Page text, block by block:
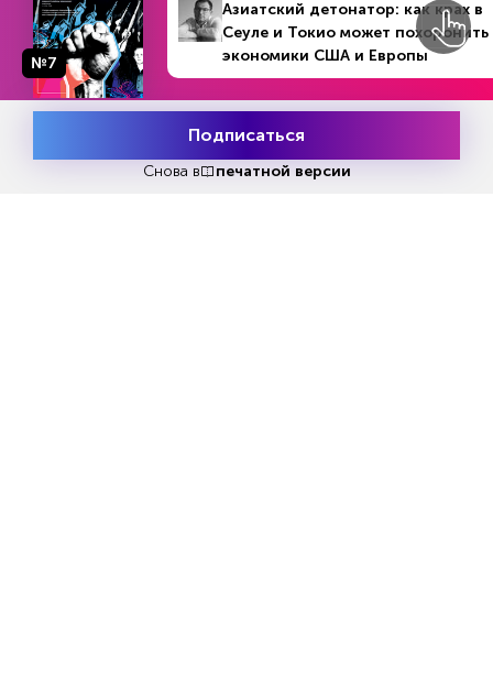
№26 (1439) В номере
Кстати, вскоре после запуска молкомбината
«Ставропольагросоюз», в чьих хозяйствах
выращивается 10 видов сельхозкультур,
объявил о плане инвестировать в течение
нескольких лет 20 млрд рублей в мелиорацию
Попробовать
№7
Азиатский детонатор: как крах в
Сеуле и Токио может похоронить
экономики США и Европы
Подписаться
Снова в печатной версии